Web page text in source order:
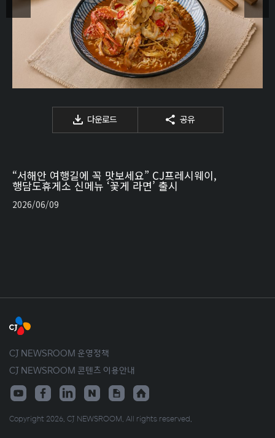
다운로드 공유
“서해안 여행길에 꼭 맛보세요” CJ프레시웨이,
행담도휴게소 신메뉴 ‘꽃게 라면’ 출시
2026/06/09
CJ NEWSROOM 운영정책
CJ NEWSROOM 콘텐츠 이용안내
Copyright 2026. CJ NEWSROOM. All rights reserved.